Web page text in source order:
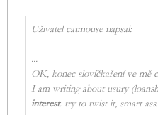
Uživatel catmouse napsal:
...
OK, konec slovíčkaření ve mě
I am writing about usury
interest. try to twist it, smart ass.